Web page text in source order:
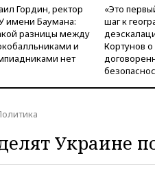
Гордин, ректор
имени Баумана:
разницы между
и
нет
«Это
шаг к
Кортунов о
Украине